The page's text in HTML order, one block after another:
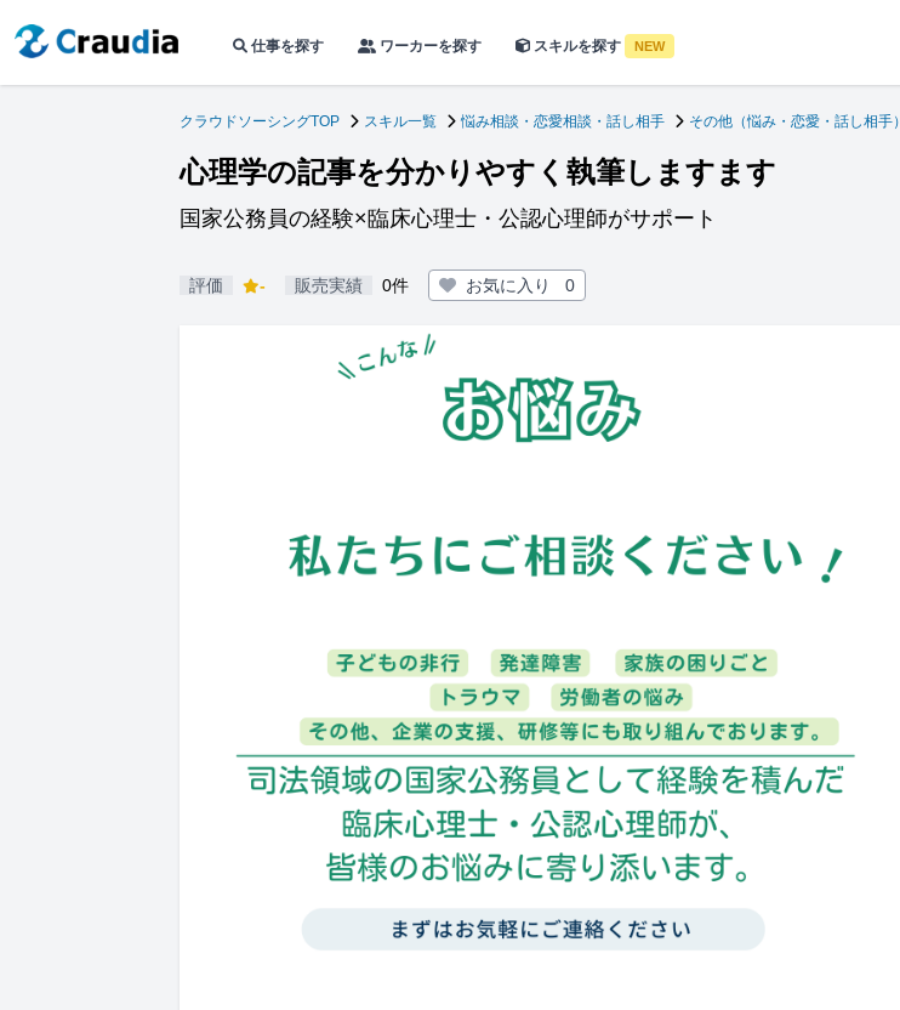
仕事を探す ワーカーを探す スキルを探す NEW
クラウドソーシングTOP スキル一覧 悩み相談・恋愛相談・話し相手 その他（悩み・恋愛・話し相手）
心理学の記事を分かりやすく執筆しますます
国家公務員の経験×臨床心理士・公認心理師がサポート
評価 - 販売実績 0件 お気に入り 0